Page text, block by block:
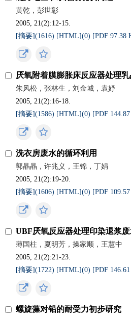
黄乾，彭世彰
2005, 21(2):12-15.
[摘要](1616) [HTML](0) [PDF 97.38
厌氧附着膜膨胀床反应器处理
朱风松，张林生，刘金城，袁妤
2005, 21(2):16-18.
[摘要](1586) [HTML](0) [PDF
洗衣房废水的循环利用
郭晶晶，许兆义，王锦，丁娟
2005, 21(2):19-20.
[摘要](1606) [HTML](0) [PDF
UBF厌氧反应器处理印染退浆
薄国柱，夏明芳，操家顺，王慧中
2005, 21(2):21-23.
[摘要](1722) [HTML](0) [PDF
螺旋藻对铅的耐受力初步研究